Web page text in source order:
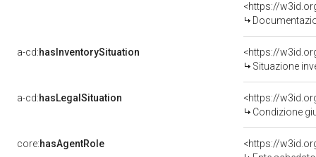
a-cd:hasInventorySituation
<https://
Situazione
a-cd:hasLegalSituation
Condizione
core:hasAgentRole
<https://